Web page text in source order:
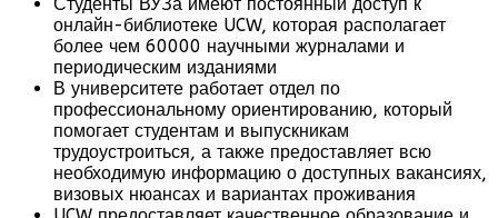
онлайн-библиотеке UCW, которая располагает
более чем 60000 научными журналами и
периодическим изданиями
В университете работает отдел по
профессиональному ориентированию, который
помогает студентам и выпускникам
трудоустроиться, а также предоставляет всю
необходимую информацию о доступных вакансиях,
визовых нюансах и вариантах проживания